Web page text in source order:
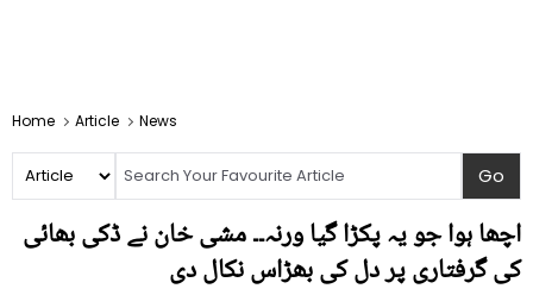
Home Article News
اچھا ہوا جو یہ پکڑا گیا ورنہ۔۔ مشی خان نے ڈکی بھائی
کی گرفتاری پر دل کی بھڑاس نکال دی